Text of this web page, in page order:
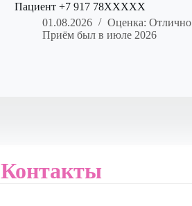
Пациент +7 917 78XXXXX
01.08.2026
Оценка: Отлично
Приём был в июле 2026
Контакты